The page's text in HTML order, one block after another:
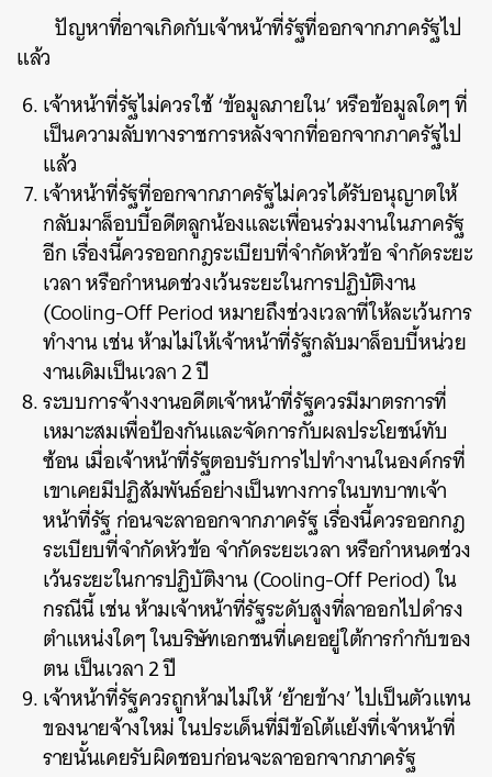
ปัญหาที่อาจเกิดกับเจ้าหน้าที่รัฐที่ออกจากภาครัฐไป
แล้ว
เจ้าหน้าที่รัฐไม่ควรใช้ ‘ข้อมูลภายใน’ หรือข้อมูลใดๆ ที่
เป็นความลับทางราชการหลังจากที่ออกจากภาครัฐไป
แล้ว
เจ้าหน้าที่รัฐที่ออกจากภาครัฐไม่ควรได้รับอนุญาตให้
กลับมาล็อบบี้อดีตลูกน้องและเพื่อนร่วมงานในภาครัฐ
อีก เรื่องนี้ควรออกกฎระเบียบที่จำกัดหัวข้อ จำกัดระยะ
เวลา หรือกำหนดช่วงเว้นระยะในการปฏิบัติงาน
(Cooling-Off Period หมายถึงช่วงเวลาที่ให้ละเว้นการ
ทำงาน เช่น ห้ามไม่ให้เจ้าหน้าที่รัฐกลับมาล็อบบี้หน่วย
งานเดิมเป็นเวลา 2 ปี
ระบบการจ้างงานอดีตเจ้าหน้าที่รัฐควรมีมาตรการที่
เหมาะสมเพื่อป้องกันและจัดการกับผลประโยชน์ทับ
ซ้อน เมื่อเจ้าหน้าที่รัฐตอบรับการไปทำงานในองค์กรที่
เขาเคยมีปฏิสัมพันธ์อย่างเป็นทางการในบทบาทเจ้า
หน้าที่รัฐ ก่อนจะลาออกจากภาครัฐ เรื่องนี้ควรออกกฎ
ระเบียบที่จำกัดหัวข้อ จำกัดระยะเวลา หรือกำหนดช่วง
เว้นระยะในการปฏิบัติงาน (Cooling-Off Period) ใน
กรณีนี้ เช่น ห้ามเจ้าหน้าที่รัฐระดับสูงที่ลาออกไปดำรง
ตำแหน่งใดๆ ในบริษัทเอกชนที่เคยอยู่ใต้การกำกับของ
ตน เป็นเวลา 2 ปี
เจ้าหน้าที่รัฐควรถูกห้ามไม่ให้ ‘ย้ายข้าง’ ไปเป็นตัวแทน
ของนายจ้างใหม่ ในประเด็นที่มีข้อโต้แย้งที่เจ้าหน้าที่
รายนั้นเคยรับผิดชอบก่อนจะลาออกจากภาครัฐ
ค้นหา
SHARE TWEET LINE EMAIL